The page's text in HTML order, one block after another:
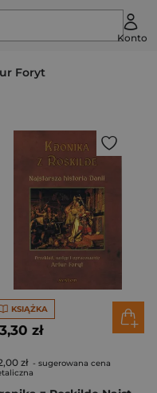
Konto
Foryt
KSIĄŻKA
zł
zł - sugerowana cena